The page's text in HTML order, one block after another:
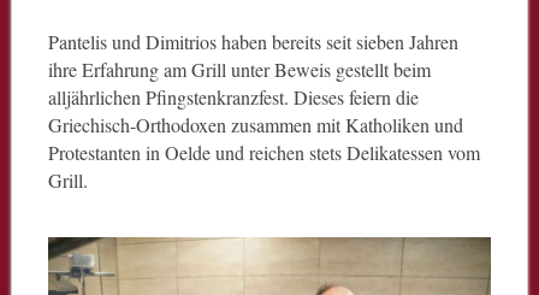
Pantelis und Dimitrios haben bereits seit sieben Jahren
ihre Erfahrung am Grill unter Beweis gestellt beim
alljährlichen Pfingstenkranzfest. Dieses feiern die
Griechisch-Orthodoxen zusammen mit Katholiken und
Protestanten in Oelde und reichen stets Delikatessen vom
Grill.